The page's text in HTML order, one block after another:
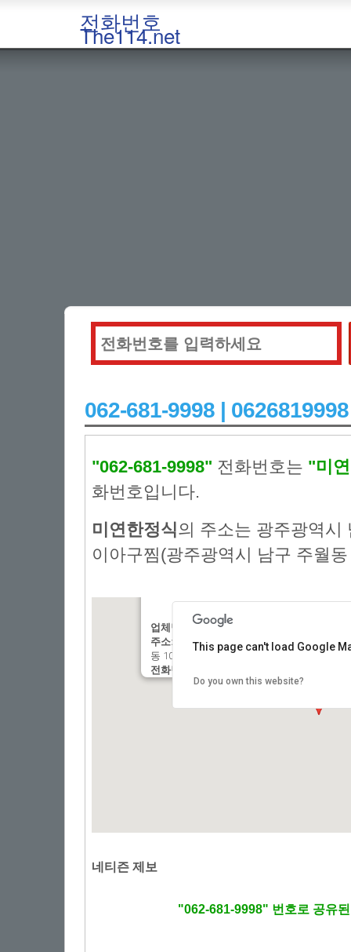
전화번호
The114.net
062-681-9998 |
"062-681-9998" 전화번호는 "미
화번호입니다.
미연한정식의 주소는 광주광역시
이아구찜(광주광역시 남구 주월
업체명:
:미연한정식
주소:
: 광주광역시 남구 봉선로79번길 2 포
동 1031-2)
전화번호:
This page can't load Google
Do you own this website?
네티즌 제보
"062-681-9998" 번호로 공유